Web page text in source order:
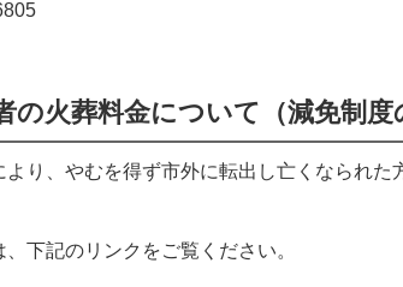
の火葬料金について（減免制度
より、やむを得ず市外に転出し亡くなられた
下記のリンクをご覧ください。